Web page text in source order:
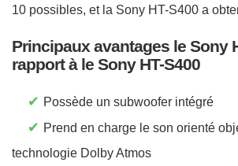
10 possibles, et la Sony HT-S400 a
Principaux avantages le Sony
rapport à le Sony HT-S400
✔ Possède un subwoofer intégré
✔ Prend en charge le son orienté
technologie Dolby Atmos